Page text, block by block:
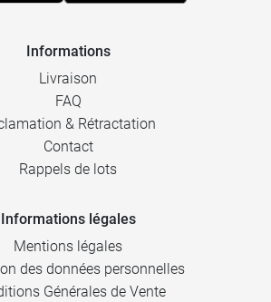
Informations
Livraison
FAQ
& Rétractation
Contact
Rappels de lots
Informations légales
Mentions légales
des données personnelles
Générales de Vente